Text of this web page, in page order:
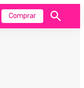
Comprar
Mostrar